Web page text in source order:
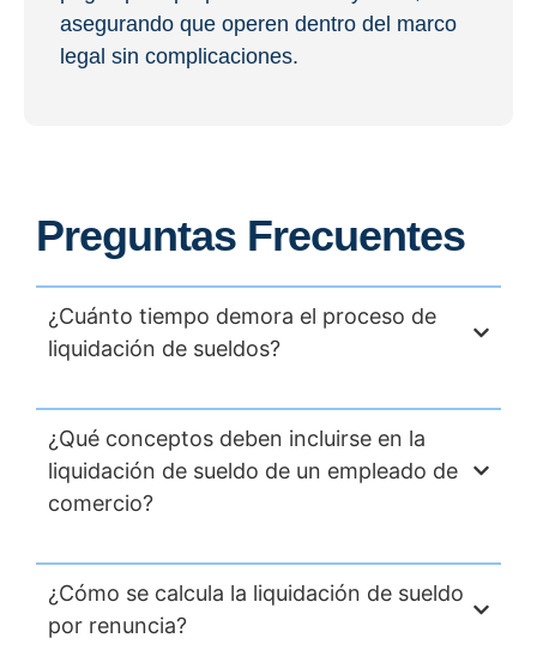
asegurando que operen dentro del marco
legal sin complicaciones.
Preguntas Frecuentes
¿Cuánto tiempo demora el proceso de
liquidación de sueldos?
¿Qué conceptos deben incluirse en la
liquidación de sueldo de un empleado de
comercio?
¿Cómo se calcula la liquidación de sueldo
por renuncia?